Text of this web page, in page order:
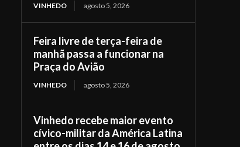
VINHEDO agosto 5, 2026
Feira livre de terça-feira de
manhã passa a funcionar na
Praça do Avião
VINHEDO agosto 5, 2026
Vinhedo recebe maior evento
cívico-militar da América Latina